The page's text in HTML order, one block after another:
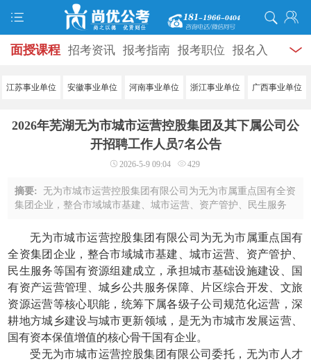
面授课程 招考资讯 报考指南 报考职位 报名入
口 打准考证 成绩查询 面试公告 录用公示 辅导
视频课堂 学员风采 名师团队 考试专题
江苏事业单位 安徽事业单位 河南事业单位 浙江事业单位 广西事业单位
2026年芜湖无为市城市运营控股集团及其下属公司公
开招聘工作人员7名公告
2026-5-9 09:04 429
摘要: 无为市城市运营控股集团有限公司为无为市属重点国有全资
集团企业，整合市域城市基建、城市运营、资产管护、民生服务
理、城乡公共服务保障、片区综合开发、 ...
无为市城市运营控股集团有限公司为无为市属重点国有
全资集团企业，整合市域城市基建、城市运营、资产管护、
民生服务等国有资源组建成立，承担城市基础设施建设、国
有资产运营管理、城乡公共服务保障、片区综合开发、文旅
资源运营等核心职能，统筹下属各级子公司规范化运营，深
耕地方城乡建设与城市更新领域，是无为市城市发展运营、
国有资本保值增值的核心骨干国有企业。
受无为市城市运营控股集团有限公司委托，无为市人才